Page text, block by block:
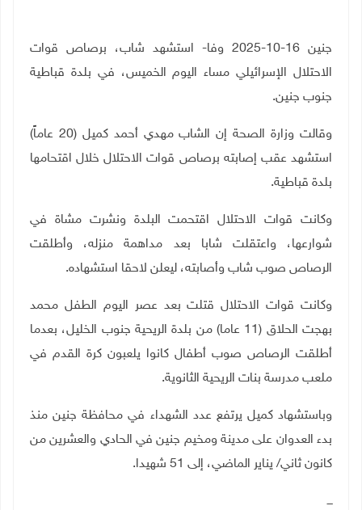
جنين 16-10-2025 وفا- استشهد شاب، برصاص قوات
الاحتلال الإسرائيلي مساء اليوم الخميس، في بلدة قباطية
جنوب جنين.
وقالت وزارة الصحة إن الشاب مهدي أحمد كميل (20 عاماً)
استشهد عقب إصابته برصاص قوات الاحتلال خلال اقتحامها
بلدة قباطية.
وكانت قوات الاحتلال اقتحمت البلدة ونشرت مشاة في
شوارعها، واعتقلت شابا بعد مداهمة منزله، وأطلقت
الرصاص صوب شاب وأصابته، ليعلن لاحقا استشهاده.
وكانت قوات الاحتلال قتلت بعد عصر اليوم الطفل محمد
بهجت الحلاق (11 عاما) من بلدة الريحية جنوب الخليل، بعدما
أطلقت الرصاص صوب أطفال كانوا يلعبون كرة القدم في
ملعب مدرسة بنات الريحية الثانوية.
وباستشهاد كميل يرتفع عدد الشهداء في محافظة جنين منذ
بدء العدوان على مدينة ومخيم جنين في الحادي والعشرين من
كانون ثاني/ يناير الماضي، إلى 51 شهيدا.
ـــ